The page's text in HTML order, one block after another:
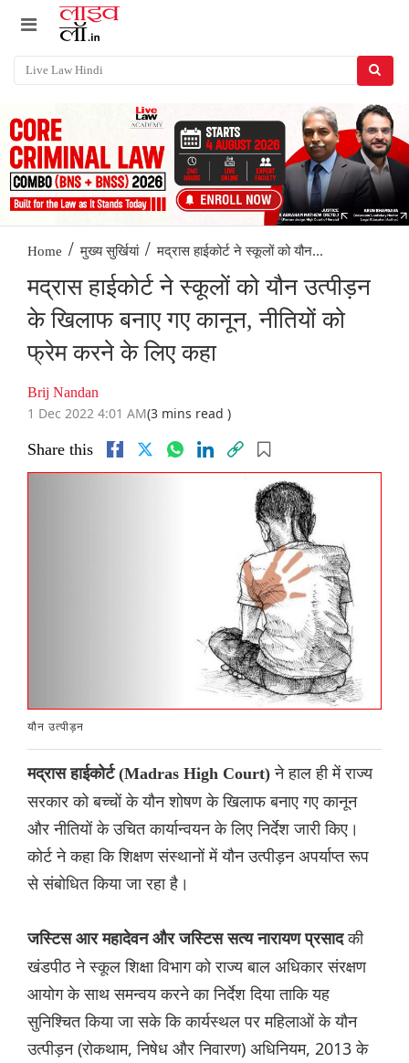
Home / मुख्य सुर्खियां / मद्रास हाईकोर्ट ने स्कूलों को यौन...
मद्रास हाईकोर्ट ने स्कूलों को यौन उत्पीड़न
के खिलाफ बनाए गए कानून, नीतियों को
फ्रेम करने के लिए कहा
Brij Nandan
1 Dec 2022 4:01 AM(3 mins read )
Share this
यौन उत्पीड़न
मद्रास हाईकोर्ट (Madras High Court)ने हाल ही में राज्य
सरकार को बच्चों के यौन शोषण के खिलाफ बनाए गए कानून
और नीतियों के उचित कार्यान्वयन के लिए निर्देश जारी किए।
कोर्ट ने कहा कि शिक्षण संस्थानों में यौन उत्पीड़न अपर्याप्त रूप
से संबोधित किया जा रहा है।
जस्टिस आर महादेवन और जस्टिस सत्य नारायण प्रसादकी
खंडपीठ ने स्कूल शिक्षा विभाग को राज्य बाल अधिकार संरक्षण
आयोग के साथ समन्वय करने का निर्देश दिया ताकि यह
सुनिश्चित किया जा सके कि कार्यस्थल पर महिलाओं के यौन
उत्पीड़न (रोकथाम, निषेध और निवारण) अधिनियम, 2013 के